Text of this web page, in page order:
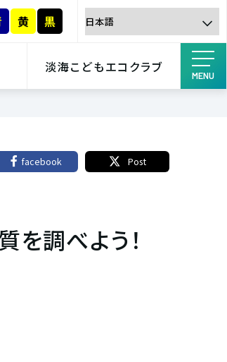
黄 黒
淡海こどもエコクラブ
MENU
facebook Post
調べよう！